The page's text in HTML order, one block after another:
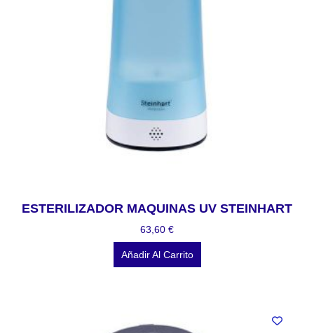
ESTERILIZADOR MAQUINAS UV STEINHART
63,60 €
Añadir Al Carrito